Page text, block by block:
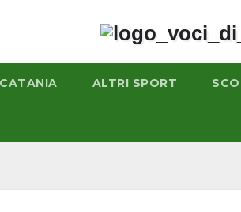
CATANIA ALTRI SPORT